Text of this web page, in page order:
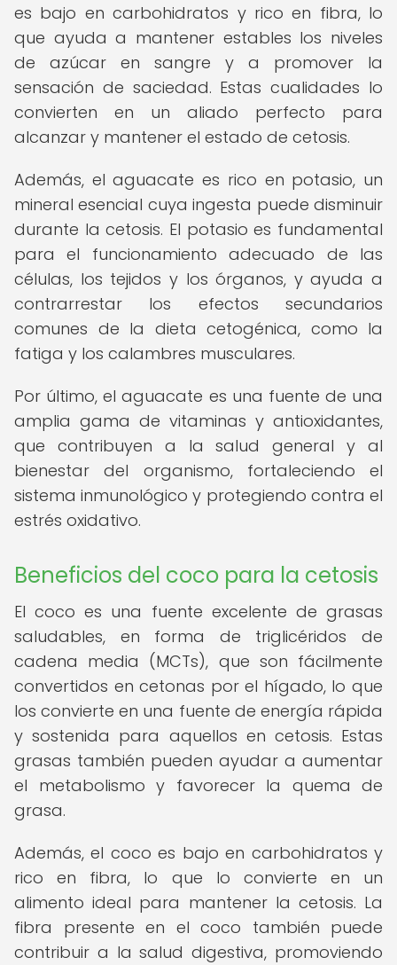
es bajo en carbohidratos y rico en fibra, lo
que ayuda a mantener estables los niveles
de azúcar en sangre y a promover la
sensación de saciedad. Estas cualidades lo
convierten en un aliado perfecto para
alcanzar y mantener el estado de cetosis.
Además, el aguacate es rico en potasio, un
mineral esencial cuya ingesta puede disminuir
durante la cetosis. El potasio es fundamental
para el funcionamiento adecuado de las
células, los tejidos y los órganos, y ayuda a
contrarrestar los efectos secundarios
comunes de la dieta cetogénica, como la
fatiga y los calambres musculares.
Por último, el aguacate es una fuente de una
amplia gama de vitaminas y antioxidantes,
que contribuyen a la salud general y al
bienestar del organismo, fortaleciendo el
sistema inmunológico y protegiendo contra el
estrés oxidativo.
Beneficios del coco para la cetosis
El coco es una fuente excelente de grasas
saludables, en forma de triglicéridos de
cadena media (MCTs), que son fácilmente
convertidos en cetonas por el hígado, lo que
los convierte en una fuente de energía rápida
y sostenida para aquellos en cetosis. Estas
grasas también pueden ayudar a aumentar
el metabolismo y favorecer la quema de
grasa.
Además, el coco es bajo en carbohidratos y
rico en fibra, lo que lo convierte en un
alimento ideal para mantener la cetosis. La
fibra presente en el coco también puede
contribuir a la salud digestiva, promoviendo